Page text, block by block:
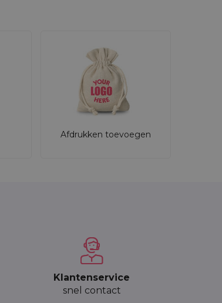
Afdrukken toevoegen
Klantenservice
snel contact